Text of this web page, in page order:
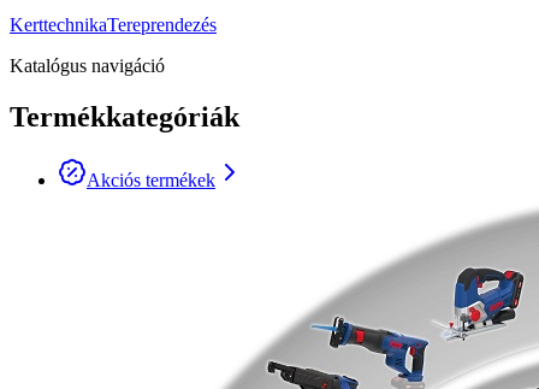
KerttechnikaTereprendezés
Katalógus navigáció
Termékkategóriák
Akciós termékek